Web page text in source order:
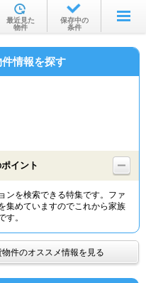
す
駅から
集から
最近見た
物件
保存中の
条件
情報を探す
イント
ンを検索できる特集です。ファ
集めていますのでこれから家族
す。
件のオススメ情報を見る